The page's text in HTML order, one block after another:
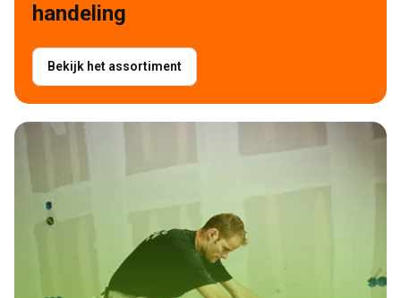
handeling
Bekijk het assortiment